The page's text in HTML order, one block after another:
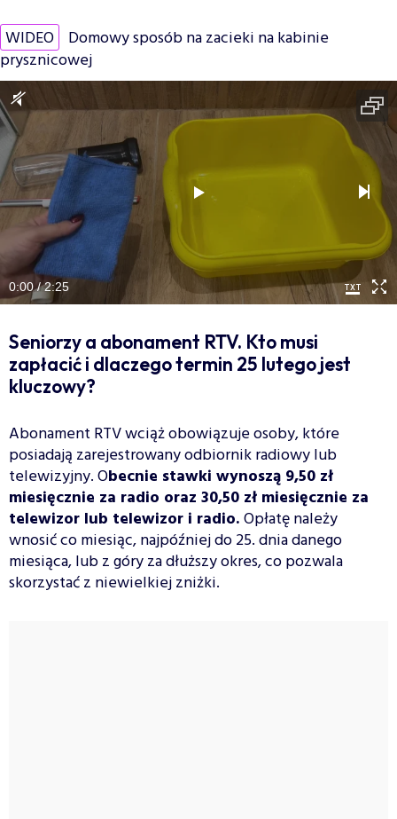
WIDEO Domowy sposób na zacieki na kabinie
prysznicowej
0:00 / 2:25
Seniorzy a abonament RTV. Kto musi
zapłacić i dlaczego termin 25 lutego jest
kluczowy?
Abonament RTV wciąż obowiązuje osoby, które
posiadają zarejestrowany odbiornik radiowy lub
telewizyjny. Obecnie stawki wynoszą 9,50 zł
miesięcznie za radio oraz 30,50 zł miesięcznie za
telewizor lub telewizor i radio.Opłatę należy
wnosić co miesiąc, najpóźniej do 25. dnia danego
miesiąca, lub z góry za dłuższy okres, co pozwala
skorzystać z niewielkiej zniżki.